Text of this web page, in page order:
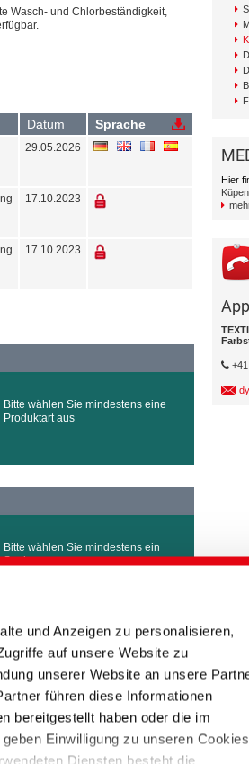
und Anzeigen zu personalisieren,
auf unsere Website zu
unserer Website an unsere
führen diese Informationen
bereitgestellt haben oder die im
Einwilligung zu unseren
Diensten besteht die
Wasch- und Chlorbeständigkeit,
Datum Sprache
29.05.2026
17.10.2023
17.10.2023
Bitte wählen Sie mindestens eine
Produktart aus
Bitte wählen Sie mindestens ein
Sortiment aus
Bitte wählen Sie mindestens einen
Standard aus
Hier